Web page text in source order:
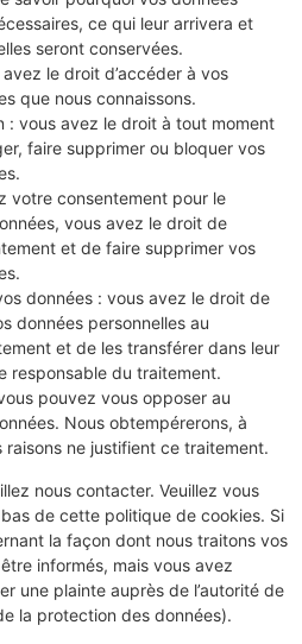
ce qui leur arrivera et
seront conservées.
le droit d’accéder à vos
que nous connaissons.
: vous avez le droit à tout moment
faire supprimer ou bloquer vos
votre consentement pour le
vous avez le droit de
et de faire supprimer vos
données : vous avez le droit de
données personnelles au
et de les transférer dans leur
responsable du traitement.
pouvez vous opposer au
Nous obtempérerons, à
raisons ne justifient ce traitement.
nous contacter. Veuillez vous
de cette politique de cookies. Si
la façon dont nous traitons vos
informés, mais vous avez
une plainte auprès de l’autorité de
la protection des données).